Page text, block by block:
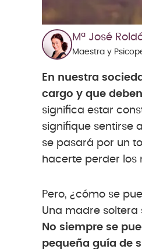
Mª José
Maestra y
En nuestra
cargo y que
significa estar
signifique sentirse
se pasará por un
hacerte perder los
Pero, ¿cómo se
Una madre
No siempre se
pequeña guía de